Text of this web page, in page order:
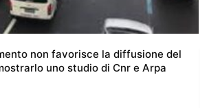
non favorisce la diffusione del
uno studio di Cnr e Arpa